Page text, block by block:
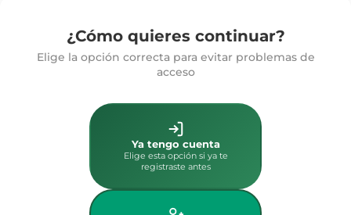
¿Cómo quieres continuar?
Elige la opción correcta para evitar problemas de
acceso
Ya tengo cuenta
Elige esta opción si ya te
registraste antes